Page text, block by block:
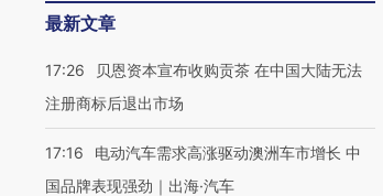
最新文章
17:26
贝恩资本宣布收购贡茶 在中国大陆无法
注册商标后退出市场
17:16
电动汽车需求高涨驱动澳洲车市增长 中
国品牌表现强劲｜出海·汽车